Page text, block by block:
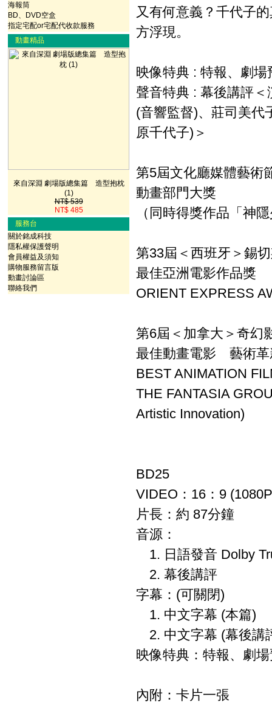
海報筒
BD、DVD空盒
指定宅配or宅配代收款服務
動畫精品
來自深淵 劇場版總集篇 造型抱枕
(1)
NT$ 539
NT$ 485
服務台
關於銘成科技
隱私權保護聲明
會員權益及須知
購物服務留言版
動畫討論區
聯絡我們
又有何意義？千代子
方浮現。
映像特典 : 特報、劇
聲音特典 : 幕後講評
(音響監督)、莊司美代
原千代子)＞
第5屆文化廳媒體藝術
動畫部門大獎
（同時得獎作品「神
第33屆＜西班牙＞錫
最佳亞洲電影作品獎
ORIENT EXPRESS
第6屆＜加拿大＞奇幻
最佳動畫電影 藝術革
BEST ANIMATION
THE FANTASIA
Artistic Innovation)
BD25
VIDEO：16：9
片長：約 87分鐘
音源：
1. 日語發音 Dolby
2. 幕後講評
字幕：(可關閉)
1. 中文字幕 (本篇)
2. 中文字幕 (幕後講
映像特典：特報、劇
內附：卡片一張